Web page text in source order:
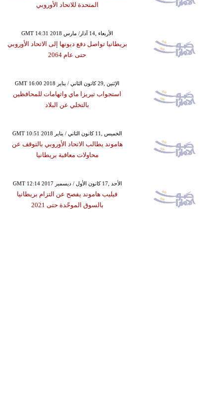
المتحدة للاتحاد الأوروبي
GMT 14:31 2018 الأربعاء ,14 آذار/ مارس
بريطانيا تواصل دفع ديونها إلى الاتحاد الأوروبي
حتى عام 2064
GMT 16:00 2018 الإثنين ,29 كانون الثاني / يناير
استجواب تيريزا ماي واتهامات للمحافظين
بالتخلي عن البلاد
GMT 10:51 2018 الخميس ,11 كانون الثاني / يناير
هاموند يطالب الاتحاد الأوروبي بالتوقف عن
محاولات معاقبة بريطانيا
GMT 12:14 2017 الأحد ,17 كانون الأول / ديسمبر
فيليب هاموند يفصح عن التزام بريطانيا
بالسوق الموحّدة حتى 2021